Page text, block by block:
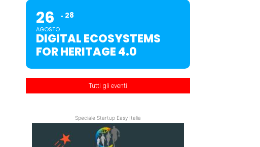
26
AGOSTO
28
DIGITAL ECOSYSTEMS
FOR HERITAGE 4.0
Tutti gli eventi
Speciale Startup Easy Italia